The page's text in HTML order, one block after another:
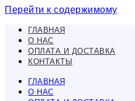
Перейти к содержимому
ГЛАВНАЯ
О НАС
ОПЛАТА И ДОСТАВКА
КОНТАКТЫ
ГЛАВНАЯ
О НАС